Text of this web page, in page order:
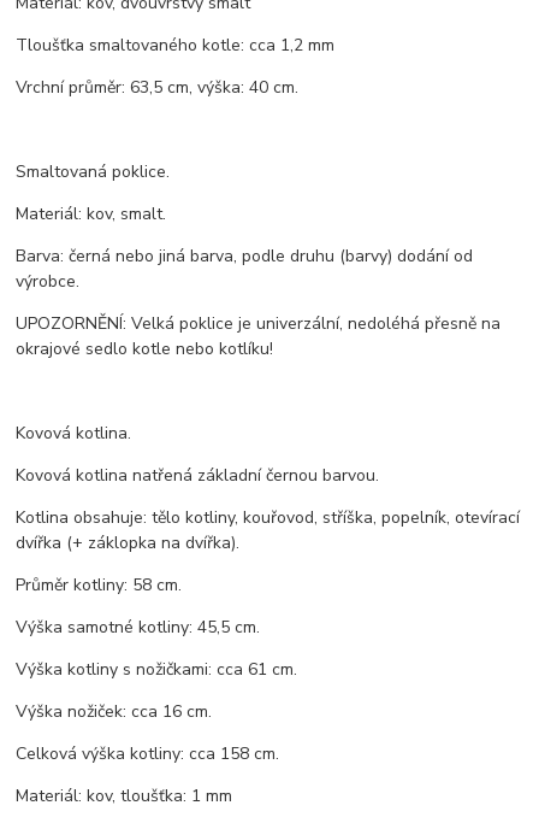
Tloušťka smaltovaného kotle: cca 1,2 mm
Vrchní průměr: 63,5 cm, výška: 40 cm.
Smaltovaná poklice.
Materiál: kov, smalt.
Barva: černá nebo jiná barva, podle druhu (barvy) dodání od
výrobce.
UPOZORNĚNÍ: Velká poklice je univerzální, nedoléhá přesně na
okrajové sedlo kotle nebo kotlíku!
Kovová kotlina.
Kovová kotlina natřená základní černou barvou.
Kotlina obsahuje: tělo kotliny, kouřovod, stříška, popelník, otevírací
dvířka (+ záklopka na dvířka).
Průměr kotliny: 58 cm.
Výška samotné kotliny: 45,5 cm.
Výška kotliny s nožičkami: cca 61 cm.
Výška nožiček: cca 16 cm.
Celková výška kotliny: cca 158 cm.
Materiál: kov, tloušťka: 1 mm